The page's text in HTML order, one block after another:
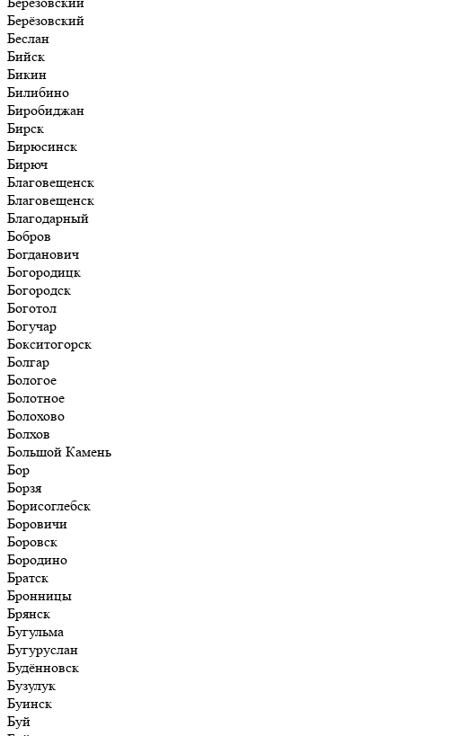
Берёзовский
Беслан
Бийск
Бикин
Билибино
Биробиджан
Бирск
Бирюсинск
Бирюч
Благовещенск
Благовещенск
Благодарный
Бобров
Богданович
Богородицк
Богородск
Боготол
Богучар
Бокситогорск
Болгар
Бологое
Болотное
Болохово
Болхов
Большой Камень
Бор
Борзя
Борисоглебск
Боровичи
Боровск
Бородино
Братск
Бронницы
Брянск
Бугульма
Бугуруслан
Будённовск
Бузулук
Буинск
Буй